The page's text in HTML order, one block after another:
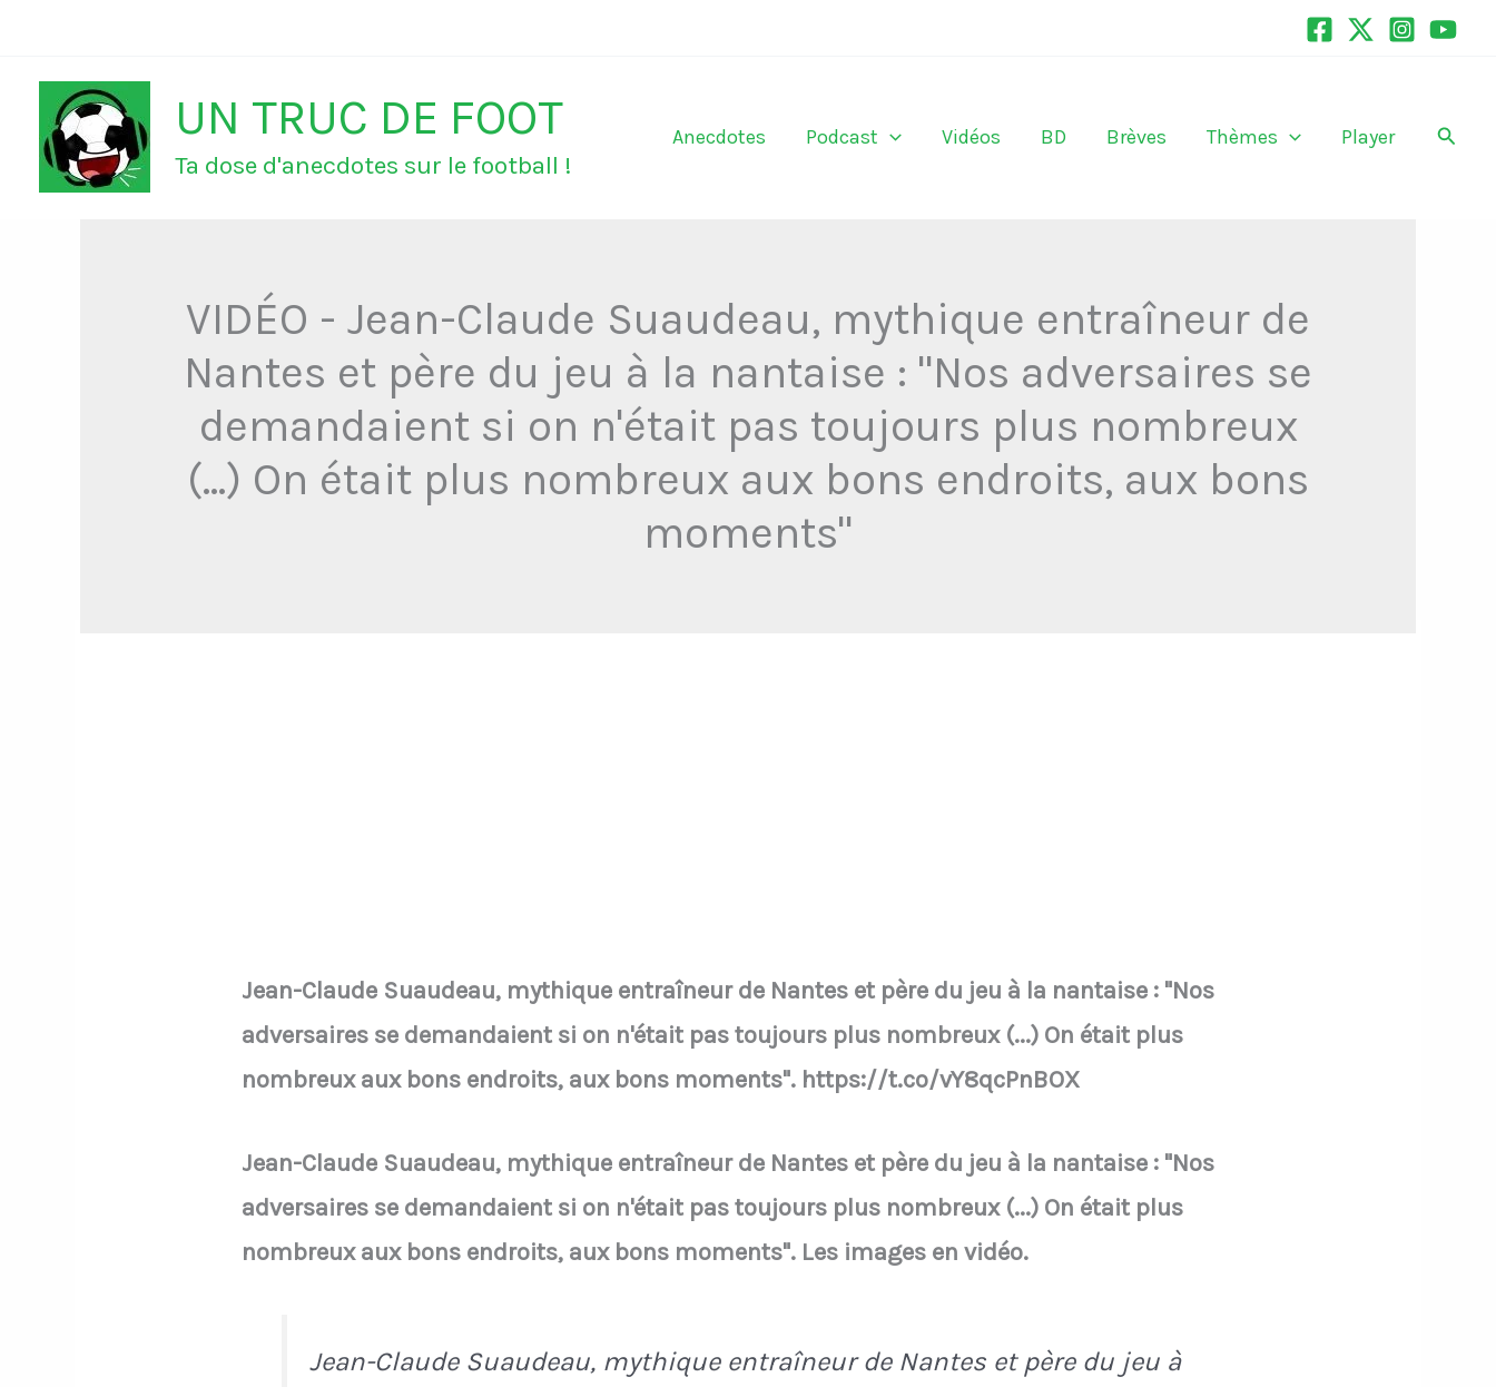
contenu
UN TRUC DE FOOT
Ta dose d'anecdotes sur le football !
Anecdotes Podcast Vidéos BD Brèves Thèmes Player
VIDÉO - Jean-Claude Suaudeau, mythique entraîneur de
Nantes et père du jeu à la nantaise : "Nos adversaires se
demandaient si on n'était pas toujours plus nombreux
(...) On était plus nombreux aux bons endroits, aux bons
moments"
Jean-Claude Suaudeau, mythique entraîneur de Nantes et père du jeu à la nantaise : "Nos
adversaires se demandaient si on n'était pas toujours plus nombreux (...) On était plus
nombreux aux bons endroits, aux bons moments". https://t.co/vY8qcPnBOX
Jean-Claude Suaudeau, mythique entraîneur de Nantes et père du jeu à la nantaise : "Nos
adversaires se demandaient si on n'était pas toujours plus nombreux (...) On était plus
nombreux aux bons endroits, aux bons moments". Les images en vidéo.
Jean-Claude Suaudeau, mythique entraîneur de Nantes et père du jeu à